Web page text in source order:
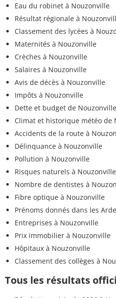
Eau du robinet à Nouzonville
Résultat régionale à
Classement des lycées à
Maternités à Nouzonville
Crèches à Nouzonville
Salaires à Nouzonville
Avis de décès à Nouzonville
Impôts à Nouzonville
Dette et budget de Nouzonville
Climat et historique météo de
Accidents de la route à
Délinquance à Nouzonville
Pollution à Nouzonville
Risques naturels à Nouzonville
Nombre de dentistes à
Fibre optique à Nouzonville
Prénoms donnés dans les
Entreprises à Nouzonville
Prix immobilier à Nouzonville
Hôpitaux à Nouzonville
Classement des collèges à
Tous les résultats